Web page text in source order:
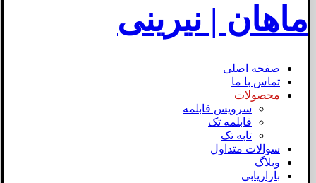
ماهان | نیرینی
صفحه اصلی
تماس با ما
محصولات
سرویس قابلمه
قابلمه تک
تابه تک
سوالات متداول
وبلاگ
بازاریابی